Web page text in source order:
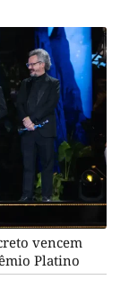
vencem
Platino